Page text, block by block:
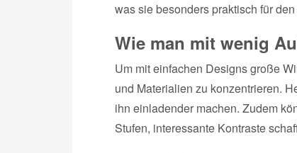
was sie besonders praktisch für
Wie man mit wenig
Um mit einfachen Designs große
und Materialien zu konzentrieren.
ihn einladender machen. Zudem
Stufen, interessante Kontraste